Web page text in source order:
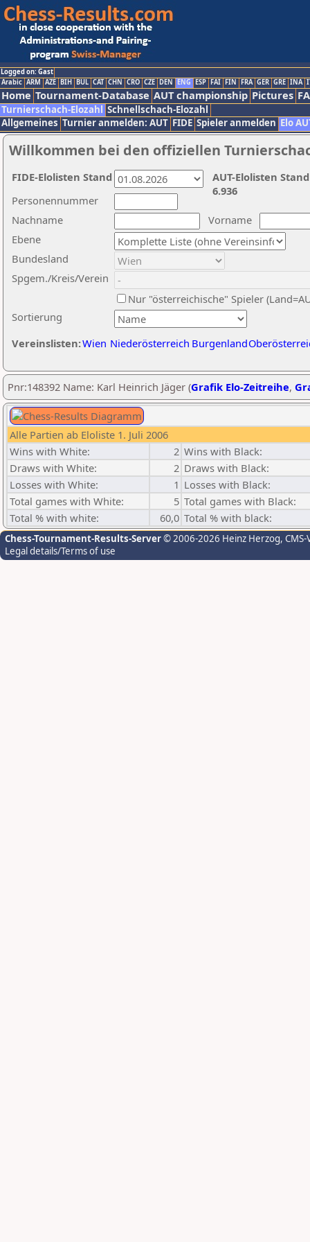
Logged on: Gast
Arabic ARM AZE BIH BUL CAT CHN CRO CZE DEN ENG ESP FAI FIN FRA GER GRE INA
Home Tournament-Database AUT championship Pictures
Turnierschach-Elozahl Schnellschach-Elozahl
Allgemeines Turnier anmelden: AUT FIDE Spieler anmelden Elo
Willkommen bei den offiziellen
Nachname
Vorname
Ebene
Sortierung
Personennummer
Bundesland
Spgem./Kreis/Verein
Nur "österreichische" Spieler
Vereinslisten:Wien Niederösterreich Burgenland
AUT-Elolisten
6.936
FIDE-Elolisten Stand
Pnr:148392 Name: Karl Heinrich Jäger (Grafik Elo-Zeitreihe,
Alle Partien ab Eloliste 1. Juli 2006
Wins with White:
2 Wins with Black:
Draws with White:
2 Draws with Black:
Losses with White:
1 Losses with Black:
Total games with White:
5 Total games with Black:
Total % with white:
60,0 Total % with black:
Chess-Tournament-Results-Server© 2006-2026 Heinz Herzog,
Legal details/Terms of use